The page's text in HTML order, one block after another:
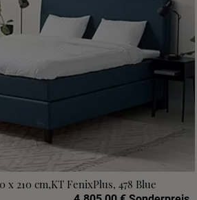
x 210 cm,KT FenixPlus, 478 Blue